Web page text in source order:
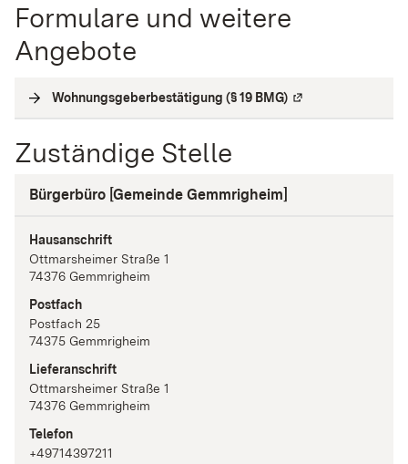
Formulare und weitere
Angebote
Wohnungsgeberbestätigung (§ 19 BMG) Externe Verlinkung
Zuständige Stelle
Bürgerbüro [Gemeinde Gemmrigheim]
Hausanschrift
Ottmarsheimer Straße 1
74376 Gemmrigheim
Postfach
Postfach 25
74375 Gemmrigheim
Lieferanschrift
Ottmarsheimer Straße 1
74376 Gemmrigheim
Telefon
+49714397211